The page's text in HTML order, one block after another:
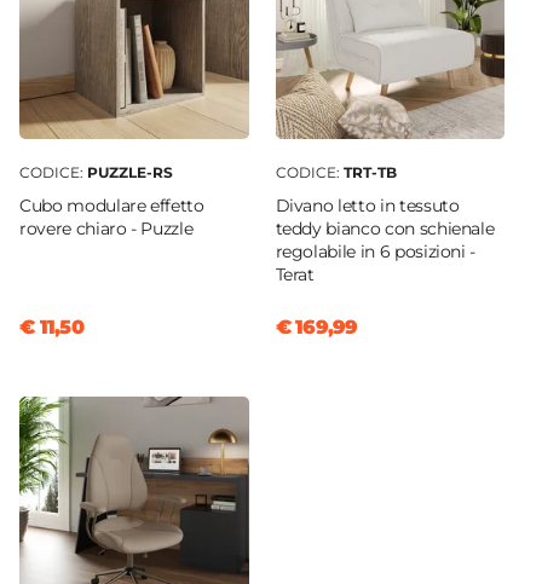
CODICE: PUZZLE-RS
Cubo modulare effetto
rovere chiaro - Puzzle
€ 11,50
CODICE: TRT-TB
Divano letto in tessuto
teddy bianco con schienale
regolabile in 6 posizioni -
Terat
€ 169,99